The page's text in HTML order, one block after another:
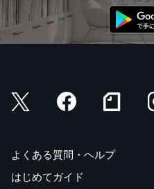
よくある質問・ヘルプ
はじめてガイド